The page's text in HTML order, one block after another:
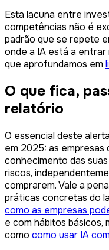
Esta lacuna entre
competências não é
padrão que se repete
onde a IA está a entrar
que aprofundamos em
O que fica,
relatório
O essencial deste
em 2025: as empresas
conhecimento das
riscos,
comprarem. Vale a
práticas concretas do
como as empresas
e com hábitos básicos,
como como usar IA